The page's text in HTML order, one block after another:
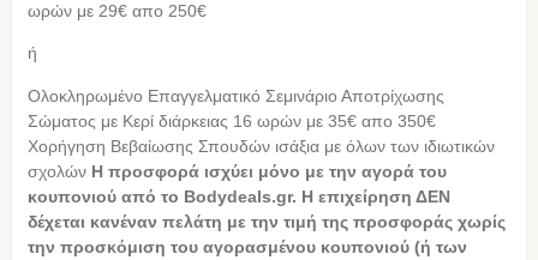
ωρών με 29€ απο 250€
ή
Ολοκληρωμένο Επαγγελματικό Σεμινάριο Αποτρίχωσης
Σώματος με Κερί διάρκειας 16 ωρών με 35€ απο 350€
Χορήγηση Βεβαίωσης Σπουδών ισάξια με όλων των ιδιωτικών
σχολών Η προσφορά ισχύει μόνο με την αγορά του
κουπονιού από το Bodydeals.gr. Η επιχείρηση ΔΕΝ
δέχεται κανέναν πελάτη με την τιμή της προσφοράς χωρίς
την προσκόμιση του αγορασμένου κουπονιού (ή των